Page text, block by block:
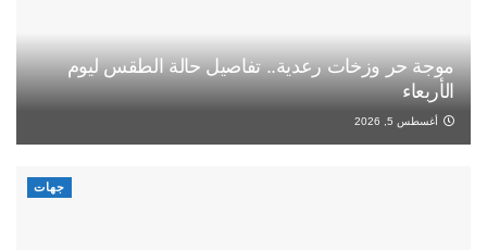
موجة حر وزخات رعدية.. تفاصيل حالة الطقس ليوم
الأربعاء
أغسطس 5, 2026
جهات